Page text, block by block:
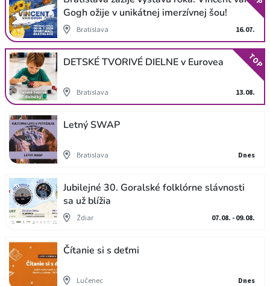
Gogh ožije v unikátnej imerzívnej šou!
Bratislava 16.07.
DETSKÉ TVORIVÉ DIELNE v Eurovea
Bratislava 13.08.
TOP
Letný SWAP
Bratislava Dnes
Jubilejné 30. Goralské folklórne slávnosti
sa už blížia
Ždiar 07.08. - 09.08.
Čítanie si s deťmi
Lučenec Dnes